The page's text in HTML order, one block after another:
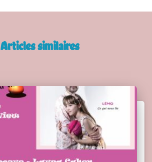
Articles similaires